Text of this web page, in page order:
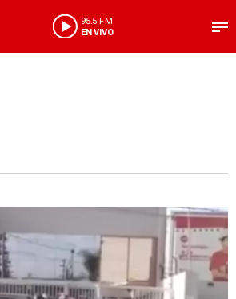
95.5 FM
EN VIVO